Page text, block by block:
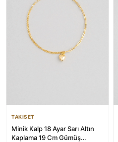
TAKISET
Minik Kalp 18 Ayar Sarı Altın
Kaplama 19 Cm Gümüş